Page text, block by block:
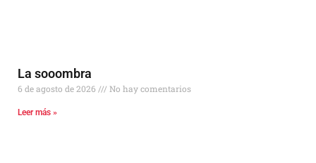
La sooombra
6 de agosto de 2026 No hay comentarios
Leer más »